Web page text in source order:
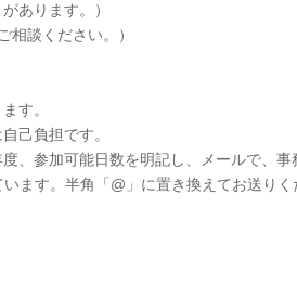
あります。）
談ください。）
す。
己負担です。
、参加可能日数を明記し、メールで、事
ます。半角「@」に置き換えてお送りく